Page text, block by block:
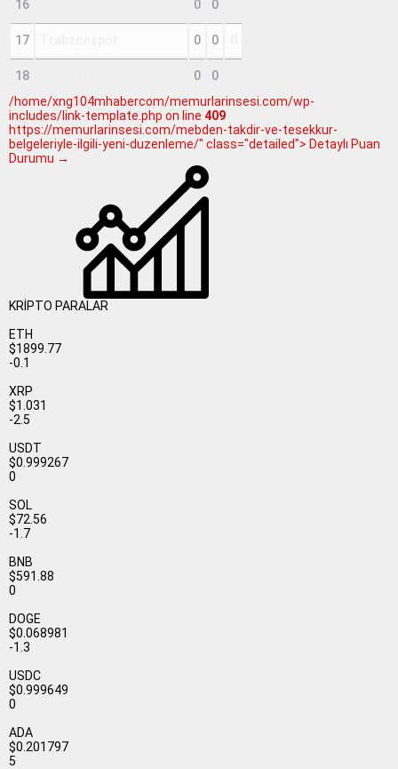
16 0 0
17 0 0
18 0 0
/home/xng104mhabercom/memurlarinsesi.com/wp-
includes/link-template.php on line 409
https://memurlarinsesi.com/mebden-takdir-ve-tesekkur-
belgeleriyle-ilgili-yeni-duzenleme/" class="detailed"> Detaylı Puan
Durumu →
KRİPTO PARALAR
ETH
$1899.77
-0.1
XRP
$1.031
-2.5
USDT
$0.999267
0
SOL
$72.56
-1.7
BNB
$591.88
0
DOGE
$0.068981
-1.3
USDC
$0.999649
0
ADA
$0.201797
5